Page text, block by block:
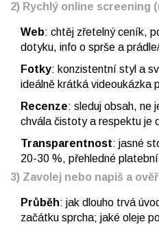
2) Rychlý online screening
Web: chtěj zřetelný ceník,
dotyku, info o sprše a
Fotky: konzistentní styl a
ideálně krátká videoukázka
Recenze: sleduj obsah, ne
chvála čistoty a respektu je
Transparentnost: jasné
20-30 %, přehledné
3) Zavolej nebo napiš a
Průběh: jak dlouho trvá
začátku sprcha; jaké oleje